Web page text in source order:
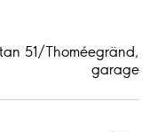
51/Thoméegränd,
garage